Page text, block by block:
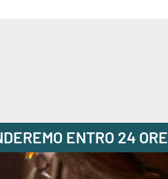
ENTRO 24 ORE